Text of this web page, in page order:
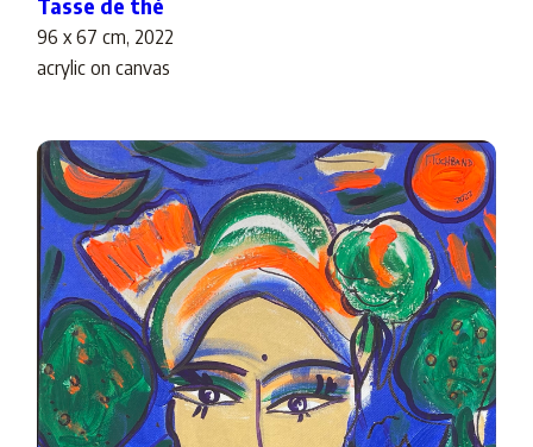
Tasse de thé
96 x 67 cm, 2022
acrylic on canvas